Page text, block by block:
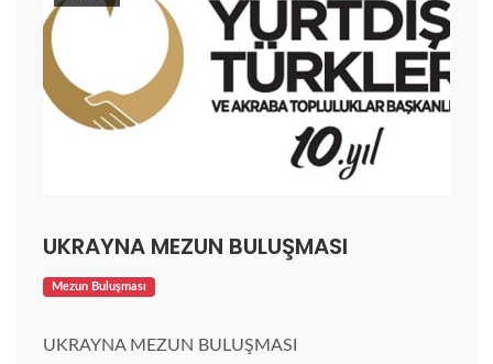
UKRAYNA MEZUN BULUŞMASI
Mezun Buluşması
UKRAYNA MEZUN BULUŞMASI